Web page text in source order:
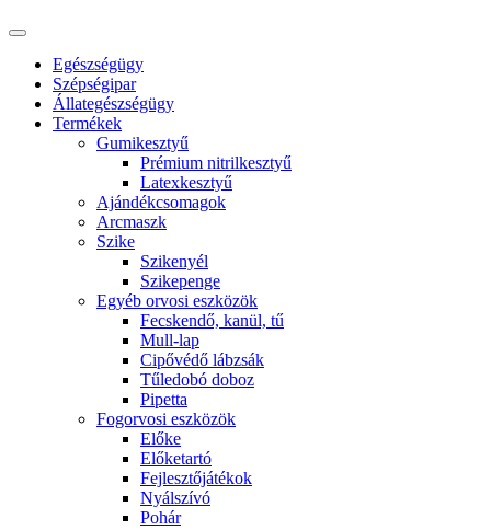
Egészségügy
Szépségipar
Állategészségügy
Termékek
Gumikesztyű
Prémium nitrilkesztyű
Latexkesztyű
Ajándékcsomagok
Arcmaszk
Szike
Szikenyél
Szikepenge
Egyéb orvosi eszközök
Fecskendő, kanül, tű
Mull-lap
Cipővédő lábzsák
Tűledobó doboz
Pipetta
Fogorvosi eszközök
Előke
Előketartó
Fejlesztőjátékok
Nyálszívó
Pohár